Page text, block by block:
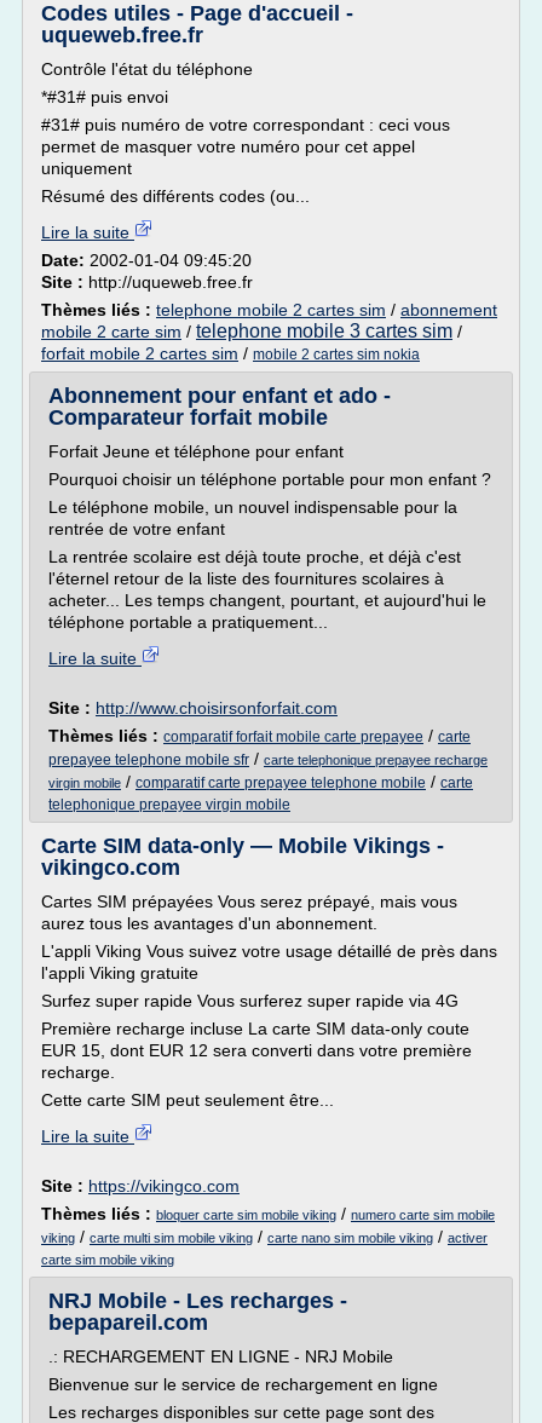
Codes utiles - Page d'accueil -
uqueweb.free.fr
Contrôle l'état du téléphone
*#31# puis envoi
#31# puis numéro de votre correspondant : ceci vous
permet de masquer votre numéro pour cet appel
uniquement
Résumé des différents codes (ou...
Lire la suite
Date: 2002-01-04 09:45:20
Site : http://uqueweb.free.fr
Thèmes liés : telephone mobile 2 cartes sim / abonnement
mobile 2 carte sim / telephone mobile 3 cartes sim /
forfait mobile 2 cartes sim / mobile 2 cartes sim nokia
Abonnement pour enfant et ado -
Comparateur forfait mobile
Forfait Jeune et téléphone pour enfant
Pourquoi choisir un téléphone portable pour mon enfant ?
Le téléphone mobile, un nouvel indispensable pour la
rentrée de votre enfant
La rentrée scolaire est déjà toute proche, et déjà c'est
l'éternel retour de la liste des fournitures scolaires à
acheter... Les temps changent, pourtant, et aujourd'hui le
téléphone portable a pratiquement...
Lire la suite
Site : http://www.choisirsonforfait.com
Thèmes liés : comparatif forfait mobile carte prepayee / carte
prepayee telephone mobile sfr / carte telephonique prepayee recharge
virgin mobile / comparatif carte prepayee telephone mobile / carte
telephonique prepayee virgin mobile
Carte SIM data-only — Mobile Vikings -
vikingco.com
Cartes SIM prépayées Vous serez prépayé, mais vous
aurez tous les avantages d'un abonnement.
L'appli Viking Vous suivez votre usage détaillé de près dans
l'appli Viking gratuite
Surfez super rapide Vous surferez super rapide via 4G
Première recharge incluse La carte SIM data-only coute
EUR 15, dont EUR 12 sera converti dans votre première
recharge.
Cette carte SIM peut seulement être...
Lire la suite
Site : https://vikingco.com
Thèmes liés : bloquer carte sim mobile viking / numero carte sim mobile
viking / carte multi sim mobile viking / carte nano sim mobile viking / activer
carte sim mobile viking
NRJ Mobile - Les recharges -
bepapareil.com
.: RECHARGEMENT EN LIGNE - NRJ Mobile
Bienvenue sur le service de rechargement en ligne
Les recharges disponibles sur cette page sont des